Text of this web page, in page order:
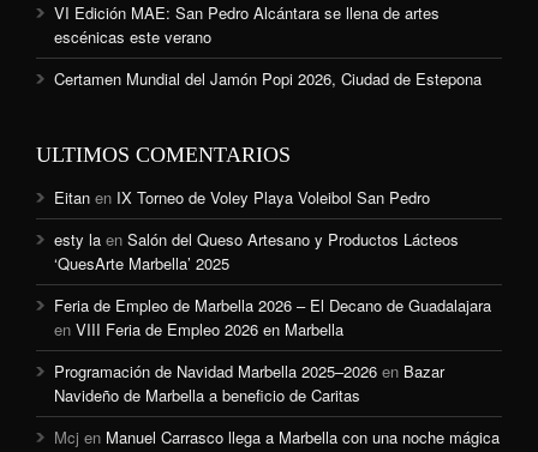
VI Edición MAE: San Pedro Alcántara se llena de artes
escénicas este verano
Certamen Mundial del Jamón Popi 2026, Ciudad de Estepona
ULTIMOS COMENTARIOS
Eitan en IX Torneo de Voley Playa Voleibol San Pedro
esty la en Salón del Queso Artesano y Productos Lácteos
‘QuesArte Marbella’ 2025
Feria de Empleo de Marbella 2026 – El Decano de Guadalajara
en VIII Feria de Empleo 2026 en Marbella
Programación de Navidad Marbella 2025–2026 en Bazar
Navideño de Marbella a beneficio de Caritas
Mcj en Manuel Carrasco llega a Marbella con una noche mágica